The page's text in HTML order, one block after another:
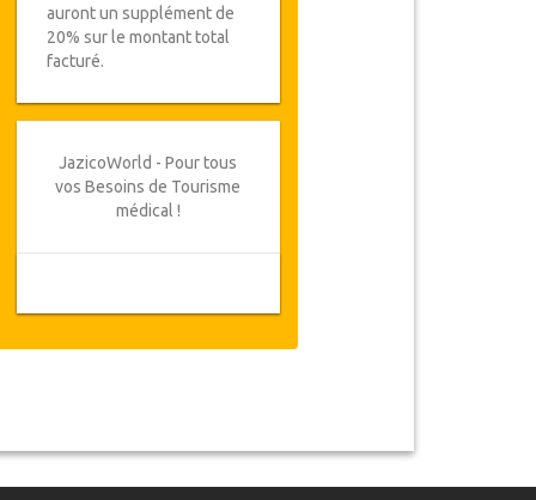
auront un supplément de
20% sur le montant total
facturé.
JazicoWorld - Pour tous
vos Besoins de Tourisme
médical !